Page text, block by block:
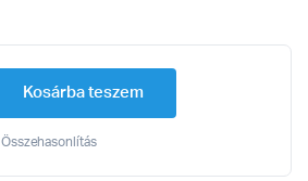
Kosárba teszem
Összehasonlítás